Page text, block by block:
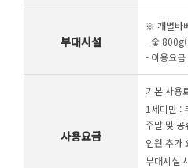
부대시설
※ 개별바
- 숯 800g(
- 이용요
사용요금
기본 사용
1세미만 :
주말 및 공
인원 추가
부대시설